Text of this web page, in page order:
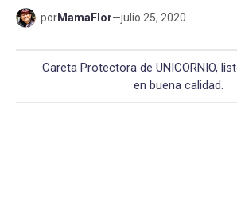
porMamaFlor—julio 25, 2020
Careta Protectora de UNICORNIO,
en buena calidad.